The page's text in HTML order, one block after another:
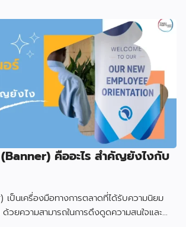
คืออะไร สำคัญยังไงกับ
เป็นเครื่องมือทางการตลาดที่ได้รับความนิยม
วยความสามารถในการดึงดูดความสนใจและ